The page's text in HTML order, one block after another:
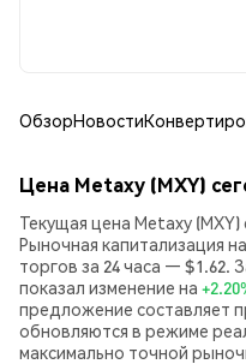
ОбзорНовости
Цена Metaxy (MXY)
Текущая цена Metaxy (MXY)
Рыночная капитализация
торгов за 24 часа — $1.62.
показал изменение на
предложение составляет
обновляются в режиме
максимально точной